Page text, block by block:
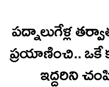
పద్నాలుగేళ్ల
ప్రయాణించి.. ఒకే
ఇద్దరిని